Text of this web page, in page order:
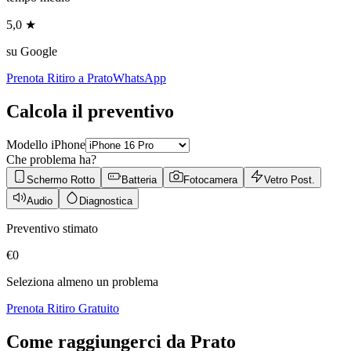
5,0 ★
su Google
Prenota Ritiro a PratoWhatsApp
Calcola il preventivo
Modello iPhone
Che problema ha?
Schermo Rotto Batteria Fotocamera
Vetro Post.
Audio
Diagnostica
Preventivo stimato
€0
Seleziona almeno un problema
Prenota Ritiro Gratuito
Come raggiungerci da Prato